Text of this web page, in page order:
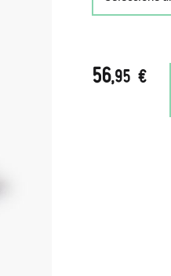
56,95 €